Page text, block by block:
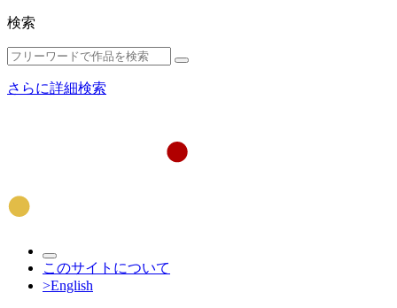
検索
さらに詳細検索
このサイトについて
>English